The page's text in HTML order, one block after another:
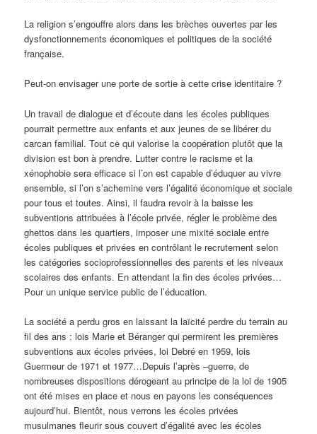
La religion s’engouffre alors dans les brèches ouvertes par les
dysfonctionnements économiques et politiques de la société
française.
Peut-on envisager une porte de sortie à cette crise identitaire ?
Un travail de dialogue et d’écoute dans les écoles publiques
pourrait permettre aux enfants et aux jeunes de se libérer du
carcan familial. Tout ce qui valorise la coopération plutôt que la
division est bon à prendre. Lutter contre le racisme et la
xénophobie sera efficace si l’on est capable d’éduquer au vivre
ensemble, si l’on s’achemine vers l’égalité économique et sociale
pour tous et toutes. Ainsi, il faudra revoir à la baisse les
subventions attribuées à l’école privée, régler le problème des
ghettos dans les quartiers, imposer une mixité sociale entre
écoles publiques et privées en contrôlant le recrutement selon
les catégories socioprofessionnelles des parents et les niveaux
scolaires des enfants. En attendant la fin des écoles privées…
Pour un unique service public de l’éducation.
La société a perdu gros en laissant la laïcité perdre du terrain au
fil des ans : lois Marie et Béranger qui permirent les premières
subventions aux écoles privées, loi Debré en 1959, lois
Guermeur de 1971 et 1977…Depuis l’après –guerre, de
nombreuses dispositions dérogeant au principe de la loi de 1905
ont été mises en place et nous en payons les conséquences
aujourd’hui. Bientôt, nous verrons les écoles privées
musulmanes fleurir sous couvert d’égalité avec les écoles